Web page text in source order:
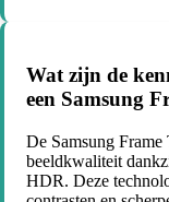
Wat zijn de
een Samsung
De Samsung
beeldkwaliteit
HDR. Deze